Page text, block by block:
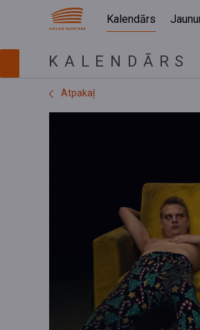
Kalendārs
KALENDĀRS
Atpakaļ